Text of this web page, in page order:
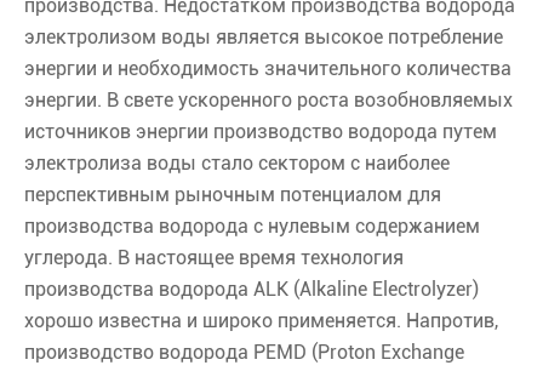
производства. Недостатком производства водорода
электролизом воды является высокое потребление
энергии и необходимость значительного количества
энергии. В свете ускоренного роста возобновляемых
источников энергии производство водорода путем
электролиза воды стало сектором с наиболее
перспективным рыночным потенциалом для
производства водорода с нулевым содержанием
углерода. В настоящее время технология
производства водорода ALK (Alkaline Electrolyzer)
хорошо известна и широко применяется. Напротив,
производство водорода PEMD (Proton Exchange